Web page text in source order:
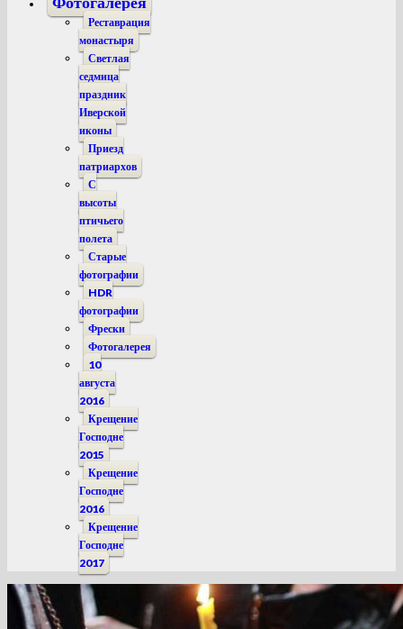
Реставрация
монастыря
Светлая
седмица
праздник
Иверской
иконы
Приезд
патриархов
С
высоты
птичьего
полета
Старые
фотографии
HDR
фотографии
Фрески
Фотогалерея
10
августа
2016
Крещение
Господне
2015
Крещение
Господне
2016
Крещение
Господне
2017